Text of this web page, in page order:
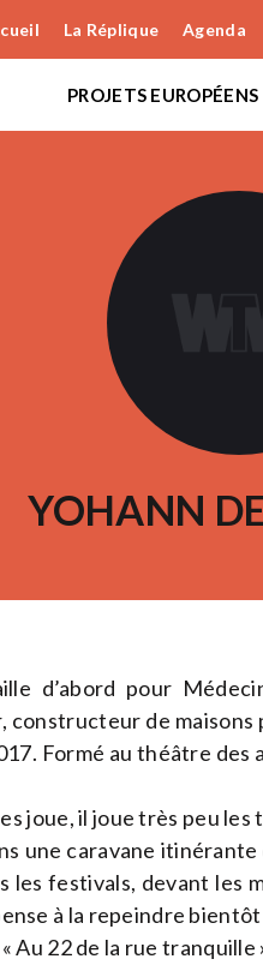
La Réplique Agenda
PROJETS EUROPÉENS
YOHANN
d’abord pour
de
Formé au théâtre des
joue, il joue très peu les
une caravane
les festivals, devant
à la repeindre
Au 22 de la rue tranquille